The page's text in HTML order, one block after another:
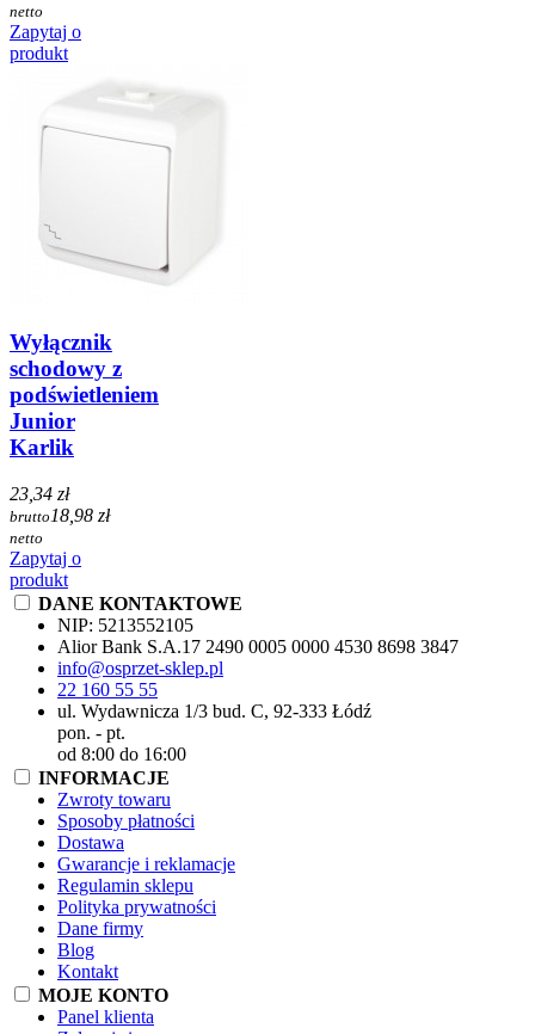
netto
Zapytaj o
produkt
Wyłącznik
schodowy z
podświetleniem
Junior
Karlik
23,34 zł
brutto 18,98 zł
netto
Zapytaj o
produkt
DANE KONTAKTOWE
NIP: 5213552105
Alior Bank S.A.17 2490 0005 0000 4530 8698 3847
info@osprzet-sklep.pl
22 160 55 55
ul. Wydawnicza 1/3 bud. C, 92-333 Łódź
pon. - pt.
od 8:00 do 16:00
INFORMACJE
Zwroty towaru
Sposoby płatności
Dostawa
Gwarancje i reklamacje
Regulamin sklepu
Polityka prywatności
Dane firmy
Blog
Kontakt
MOJE KONTO
Panel klienta